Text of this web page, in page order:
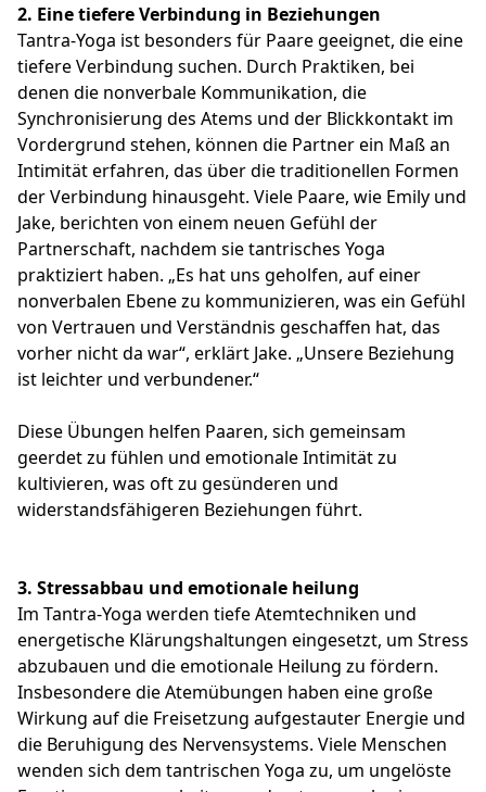
2. Eine tiefere Verbindung in Beziehungen
Tantra-Yoga ist besonders für Paare geeignet, die eine
tiefere Verbindung suchen. Durch Praktiken, bei
denen die nonverbale Kommunikation, die
Synchronisierung des Atems und der Blickkontakt im
Vordergrund stehen, können die Partner ein Maß an
Intimität erfahren, das über die traditionellen Formen
der Verbindung hinausgeht. Viele Paare, wie Emily und
Jake, berichten von einem neuen Gefühl der
Partnerschaft, nachdem sie tantrisches Yoga
praktiziert haben. „Es hat uns geholfen, auf einer
nonverbalen Ebene zu kommunizieren, was ein Gefühl
von Vertrauen und Verständnis geschaffen hat, das
vorher nicht da war“, erklärt Jake. „Unsere Beziehung
ist leichter und verbundener.“
Diese Übungen helfen Paaren, sich gemeinsam
geerdet zu fühlen und emotionale Intimität zu
kultivieren, was oft zu gesünderen und
widerstandsfähigeren Beziehungen führt.
3. Stressabbau und emotionale heilung
Im Tantra-Yoga werden tiefe Atemtechniken und
energetische Klärungshaltungen eingesetzt, um Stress
abzubauen und die emotionale Heilung zu fördern.
Insbesondere die Atemübungen haben eine große
Wirkung auf die Freisetzung aufgestauter Energie und
die Beruhigung des Nervensystems. Viele Menschen
wenden sich dem tantrischen Yoga zu, um ungelöste